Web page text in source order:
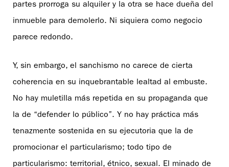
partes prorroga su alquiler y la otra se hace dueña del
inmueble para demolerlo. Ni siquiera como negocio
parece redondo.
Y, sin embargo, el sanchismo no carece de cierta
coherencia en su inquebrantable lealtad al embuste.
No hay muletilla más repetida en su propaganda que
la de “defender lo público”. Y no hay práctica más
tenazmente sostenida en su ejecutoria que la de
promocionar el particularismo; todo tipo de
particularismo: territorial, étnico, sexual. El minado de